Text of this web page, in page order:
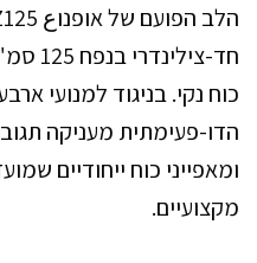
כוח נקי. בניגוד למנועי
הדו-פעימתית מעניקה
ומאפייני כוח ייחודיים
מקצועיים.